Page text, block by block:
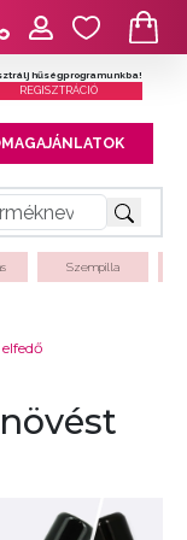
hűségprogramunkba!
REGISZTRÁCIÓ
Szempilla